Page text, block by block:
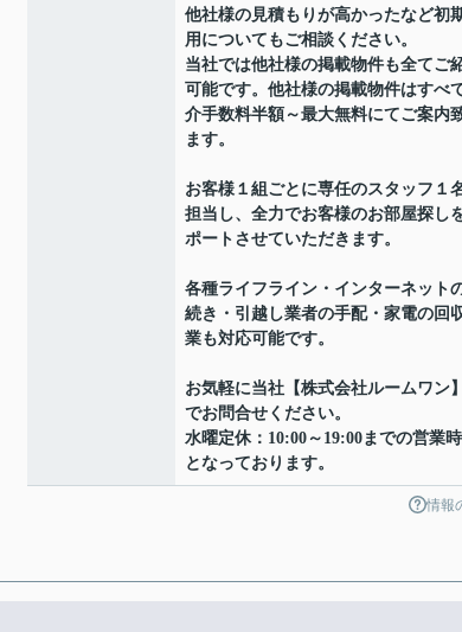
他社様の見積もりが高かったなど初
用についてもご相談ください。
当社では他社様の掲載物件も全てご
可能です。他社様の掲載物件はすべ
介手数料半額～最大無料にてご案内
ます。
お客様１組ごとに専任のスタッフ１
担当し、全力でお客様のお部屋探し
ポートさせていただきます。
各種ライフライン・インターネット
続き・引越し業者の手配・家電の回
業も対応可能です。
お気軽に当社【株式会社ルームワン
でお問合せください。
水曜定休：10:00～19:00までの営業
となっております。
情報